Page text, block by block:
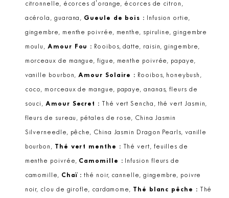
citronnelle, écorces d'orange, écorces de citron,
acérola, guarana, Gueule de bois : Infusion ortie,
gingembre, menthe poivrée, menthe, spiruline, gingembre
moulu,Amour Fou : Rooibos, datte, raisin, gingembre,
morceaux de mangue, figue, menthe poivrée, papaye,
vanille bourbon,Amour Solaire : Rooibos, honeybush,
coco, morceaux de mangue, papaye, ananas, fleurs de
souci,Amour Secret : Thé vert Sencha, thé vert Jasmin,
fleurs de sureau, pétales de rose, China Jasmin
Silverneedle, pêche, China Jasmin Dragon Pearls, vanille
bourbon, Thé vert menthe : Thé vert, feuilles de
menthe poivrée, Camomille : Infusion fleurs de
camomille, Chaï : thé noir, cannelle, gingembre, poivre
noir, clou de girofle, cardamome, Thé blanc pêche : Thé